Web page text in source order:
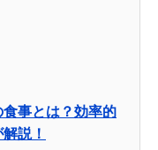
事とは？効率的
説！